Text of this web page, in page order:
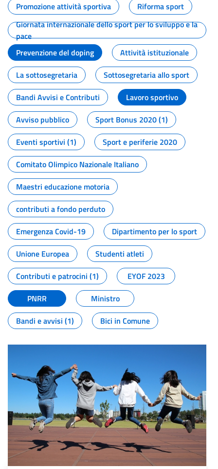
Promozione attività sportiva
Riforma sport
Giornata internazionale dello sport per lo sviluppo e la
pace
Prevenzione del doping
Attività istituzionale
La sottosegretaria
Sottosegretaria allo sport
Bandi Avvisi e Contributi
Lavoro sportivo
Avviso pubblico
Sport Bonus 2020 (1)
Eventi sportivi (1)
Sport e periferie 2020
Comitato Olimpico Nazionale Italiano
Maestri educazione motoria
contributi a fondo perduto
Emergenza Covid-19
Dipartimento per lo sport
Unione Europea
Studenti atleti
Contributi e patrocini (1)
EYOF 2023
PNRR
Ministro
Bandi e avvisi (1)
Bici in Comune